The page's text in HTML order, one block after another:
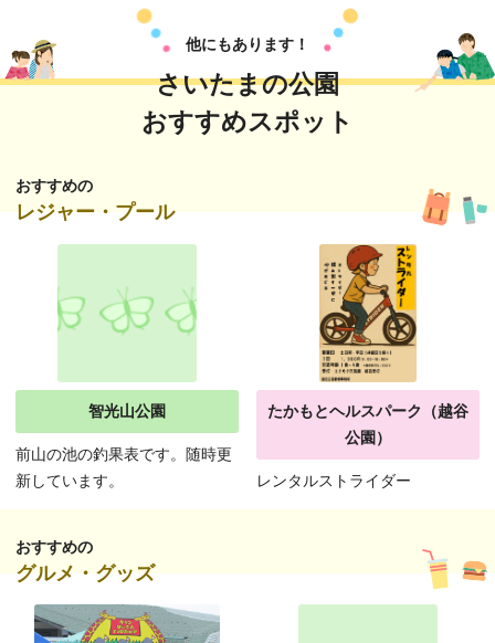
他にもあります！
さいたまの公園
おすすめスポット
おすすめの
レジャー・プール
智光山公園
前山の池の釣果表です。随時更
新しています。
たかもとヘルスパーク（越谷
公園）
レンタルストライダー
おすすめの
グルメ・グッズ